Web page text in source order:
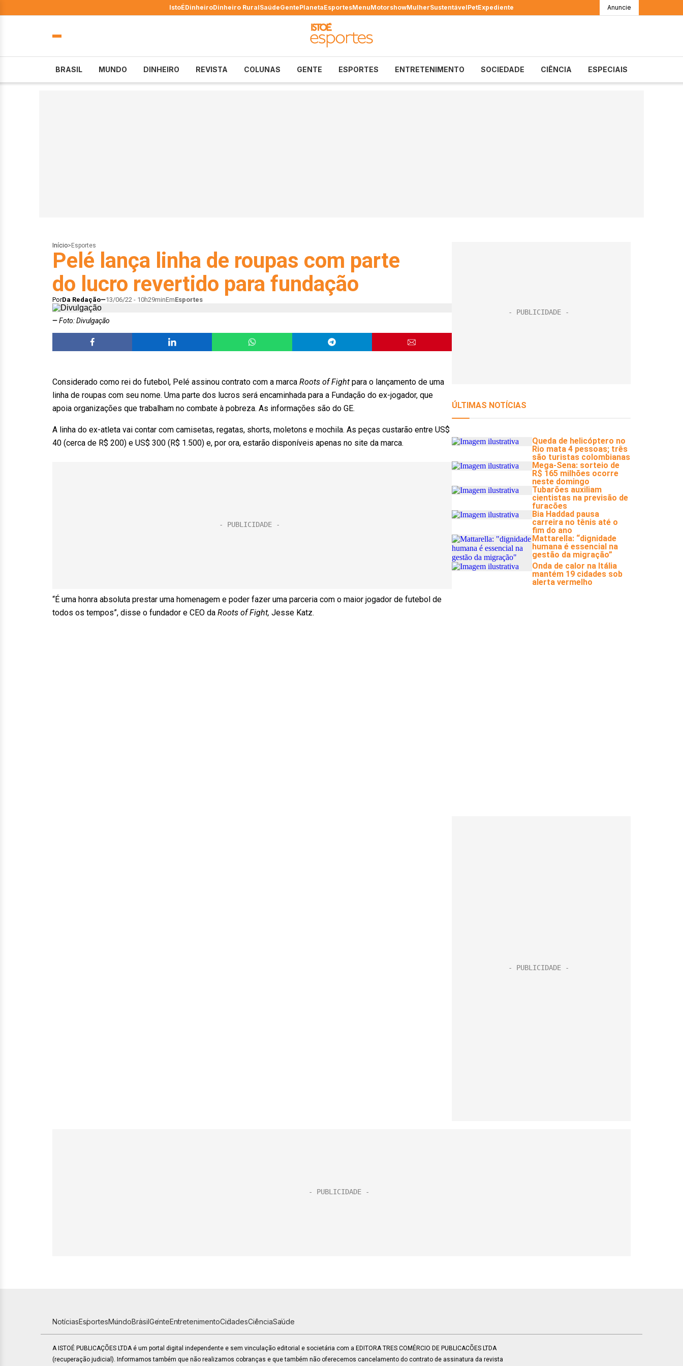
IstoÉDinheiroDinheiro RuralSaúdeGentePlanetaEsportesMenuMotorshowMulherSustentávelPetExpediente Anuncie
BRASIL MUNDO DINHEIRO REVISTA COLUNAS GENTE ESPORTES ENTRETENIMENTO SOCIEDADE CIÊNCIA ESPECIAIS
Início> Esportes
Pelé lança linha de roupas com parte
do lucro revertido para fundação
PorDa Redação 13/06/22 - 10h29minEmEsportes
Foto: Divulgação
Considerado como rei do futebol, Pelé assinou contrato com a marca Roots of Fight para o lançamento de uma
linha de roupas com seu nome. Uma parte dos lucros será encaminhada para a Fundação do ex-jogador, que
apoia organizações que trabalham no combate à pobreza. As informações são do GE.
A linha do ex-atleta vai contar com camisetas, regatas, shorts, moletons e mochila. As peças custarão entre US$
40 (cerca de R$ 200) e US$ 300 (R$ 1.500) e, por ora, estarão disponíveis apenas no site da marca.
“É uma honra absoluta prestar uma homenagem e poder fazer uma parceria com o maior jogador de futebol de
todos os tempos”, disse o fundador e CEO da Roots of Fight, Jesse Katz.
NotíciasEsportesMundoBrasilGenteEntretenimentoCidadesCiênciaSaúde
A ISTOÉ PUBLICAÇÕES LTDA é um portal digital independente e sem vinculação editorial e societária com a EDITORA TRES COMÉRCIO DE PUBLICACÕES LTDA
(recuperação judicial). Informamos também que não realizamos cobranças e que também não oferecemos cancelamento do contrato de assinatura da revista